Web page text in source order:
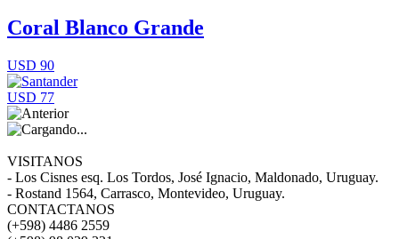
Coral Blanco Grande
USD 90
USD 77
VISITANOS
- Los Cisnes esq. Los Tordos, José Ignacio, Maldonado, Uruguay.
- Rostand 1564, Carrasco, Montevideo, Uruguay.
CONTACTANOS
(+598) 4486 2559